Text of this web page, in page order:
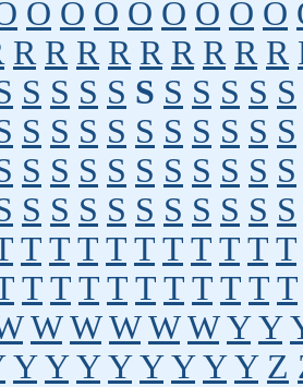
O O O O O O O O
R R R R R R R R R
S S S S S S S S S S
S S S S S S S S S S
S S S S S S S S S S
S S S S S S S S S S
T T T T T T T T T T
T T T T T T T T T T
W W W W W Y Y
Y Y Y Y Y Y Y Y Z